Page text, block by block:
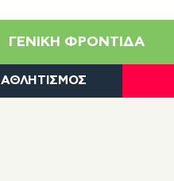
ΓΕΝΙΚΉ ΦΡΟΝΤΊΔΑ
ΑΘΛΗΤΙΣΜΌΣ